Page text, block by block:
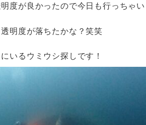
度が良かったので今日も行っちゃ
明度が落ちたかな？笑笑
いるウミウシ探しです！